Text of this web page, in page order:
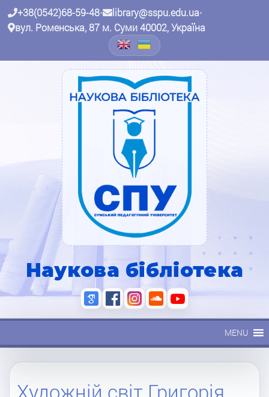
+38(0542)68-59-48• library@sspu.edu.ua•
вул. Роменська, 87 м. Суми 40002, Україна
Наукова бібліотека
MENU